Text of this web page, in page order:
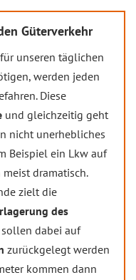
Güterverkehr
unseren täglichen
werden jeden
Diese
und gleichzeitig geht
nicht unerhebliches
Beispiel ein Lkw auf
dramatisch.
zielt die
des
sollen dabei auf
zurückgelegt werden
kommen dann